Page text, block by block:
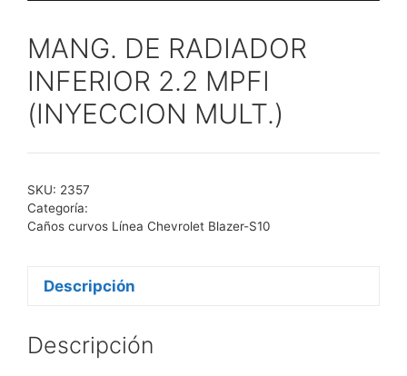
MANG. DE RADIADOR
INFERIOR 2.2 MPFI
(INYECCION MULT.)
SKU: 2357
Categoría:
Caños curvos Línea Chevrolet Blazer-S10
Descripción
Descripción